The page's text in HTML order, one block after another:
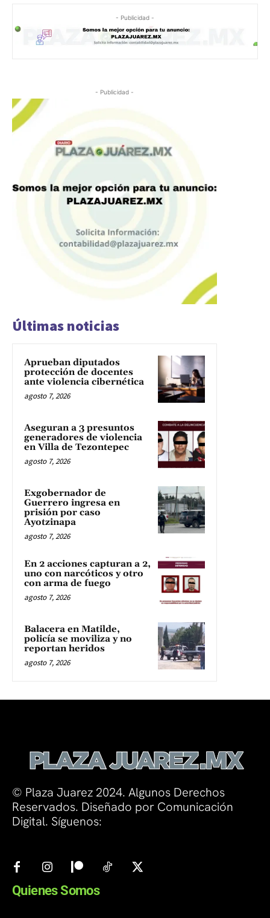
- Publicidad -
- Publicidad -
Últimas noticias
Aprueban diputados
protección de docentes
ante violencia cibernética
agosto 7, 2026
Aseguran a 3 presuntos
generadores de violencia
en Villa de Tezontepec
agosto 7, 2026
Exgobernador de
Guerrero ingresa en
prisión por caso
Ayotzinapa
agosto 7, 2026
En 2 acciones capturan a 2,
uno con narcóticos y otro
con arma de fuego
agosto 7, 2026
Balacera en Matilde,
policía se moviliza y no
reportan heridos
agosto 7, 2026
© Plaza Juarez 2024. Algunos Derechos
Reservados. Diseñado por Comunicación
Digital. Síguenos:
Quienes Somos